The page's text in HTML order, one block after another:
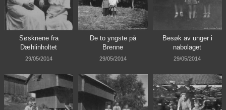
Søsknene fra
Dæhlinholtet
29/05/2014
De to yngste på
Brenne
29/05/2014
Besøk av unger i
nabolaget
29/05/2014